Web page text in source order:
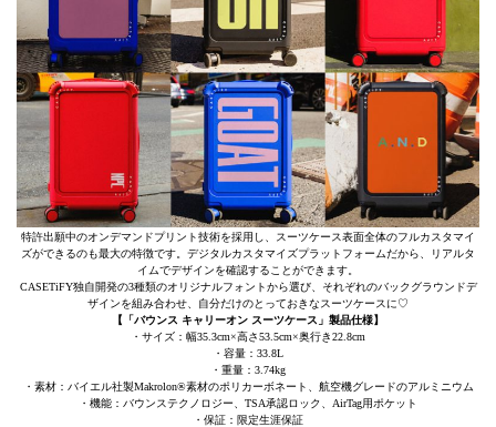
特許出願中のオンデマンドプリント技術を採用し、スーツケース表面全体のフルカスタマイ
ズができるのも最大の特徴です。デジタルカスタマイズプラットフォームだから、リアルタ
イムでデザインを確認することができます。
CASETiFY独自開発の3種類のオリジナルフォントから選び、それぞれのバックグラウンドデ
ザインを組み合わせ、自分だけのとっておきなスーツケースに♡
【「バウンス キャリーオン スーツケース」製品仕様】
・サイズ：幅35.3cm×高さ53.5cm×奥行き22.8cm
・容量：33.8L
・重量：3.74kg
・素材：バイエル社製Makrolon®素材のポリカーボネート、航空機グレードのアルミニウム
・機能：バウンステクノロジー、TSA承認ロック、AirTag用ポケット
・保証：限定生涯保証